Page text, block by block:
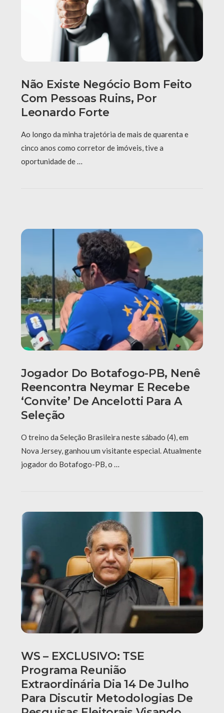
Não Existe Negócio Bom Feito
Com Pessoas Ruins, Por
Leonardo Forte
Ao longo da minha trajetória de mais de quarenta e
cinco anos como corretor de imóveis, tive a
oportunidade de …
Jogador Do Botafogo-PB, Nenê
Reencontra Neymar E Recebe
‘convite’ De Ancelotti Para A
Seleção
O treino da Seleção Brasileira neste sábado (4), em
Nova Jersey, ganhou um visitante especial. Atualmente
jogador do Botafogo-PB, o …
WS – EXCLUSIVO: TSE
Programa Reunião
Extraordinária Dia 14 De Julho
Para Discutir Metodologias De